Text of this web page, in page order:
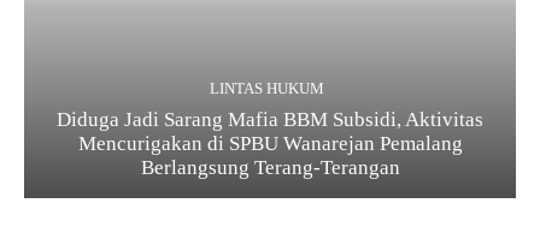
LINTAS HUKUM
Diduga Jadi Sarang Mafia BBM Subsidi, Aktivitas
Mencurigakan di SPBU Wanarejan Pemalang
Berlangsung Terang-Terangan